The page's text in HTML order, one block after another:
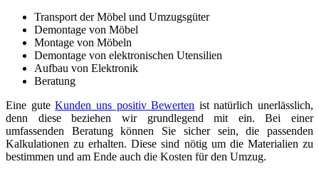
Transport der Möbel und Umzugsgüter
Demontage von Möbel
Montage von Möbeln
Demontage von elektronischen Utensilien
Aufbau von Elektronik
Beratung
Eine guteKunden uns positiv Bewerten ist natürlich unerlässlich,
denn diese beziehen wir grundlegend mit ein. Bei einer
umfassenden Beratung können Sie sicher sein, die passenden
Kalkulationen zu erhalten. Diese sind nötig um die Materialien zu
bestimmen und am Ende auch die Kosten für den Umzug.